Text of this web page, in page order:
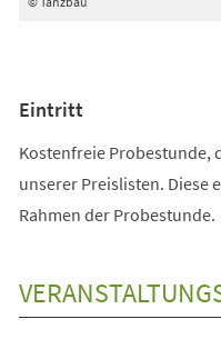
Eintritt
Kostenfreie Probestunde,
unserer Preislisten. Diese
Rahmen der Probestunde.